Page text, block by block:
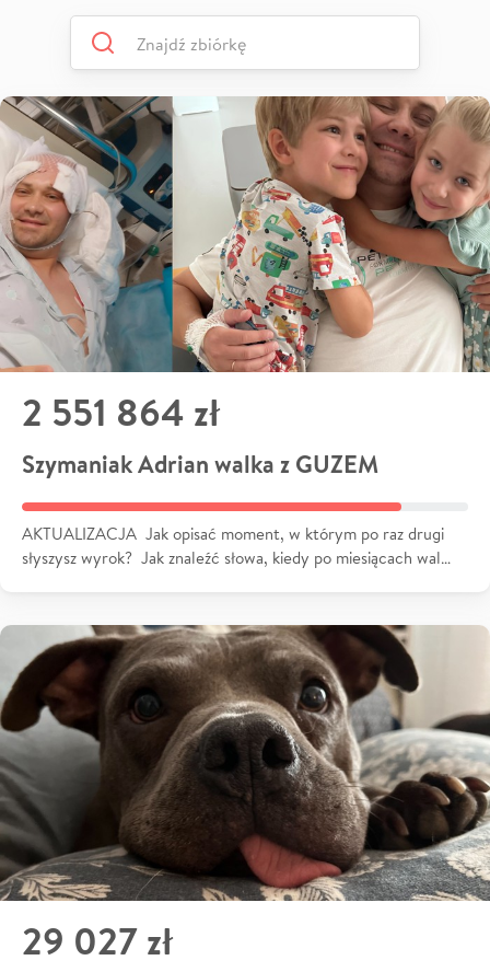
2 551 864 zł
Szymaniak Adrian walka z GUZEM
AKTUALIZACJA Jak opisać moment, w którym po raz drugi
słyszysz wyrok? Jak znaleźć słowa, kiedy po miesiącach wal…
29 027 zł